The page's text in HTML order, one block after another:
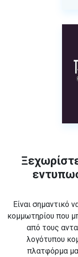
Είναι σημαντικό
κομμωτηρίου που
από τους
λογότυπου
πλατφόρμα